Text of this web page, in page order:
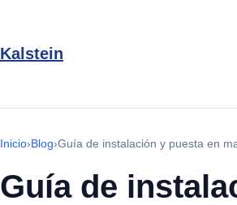
Kalstein
Inicio›Blog›Guía de instalación y puesta en
Guía de